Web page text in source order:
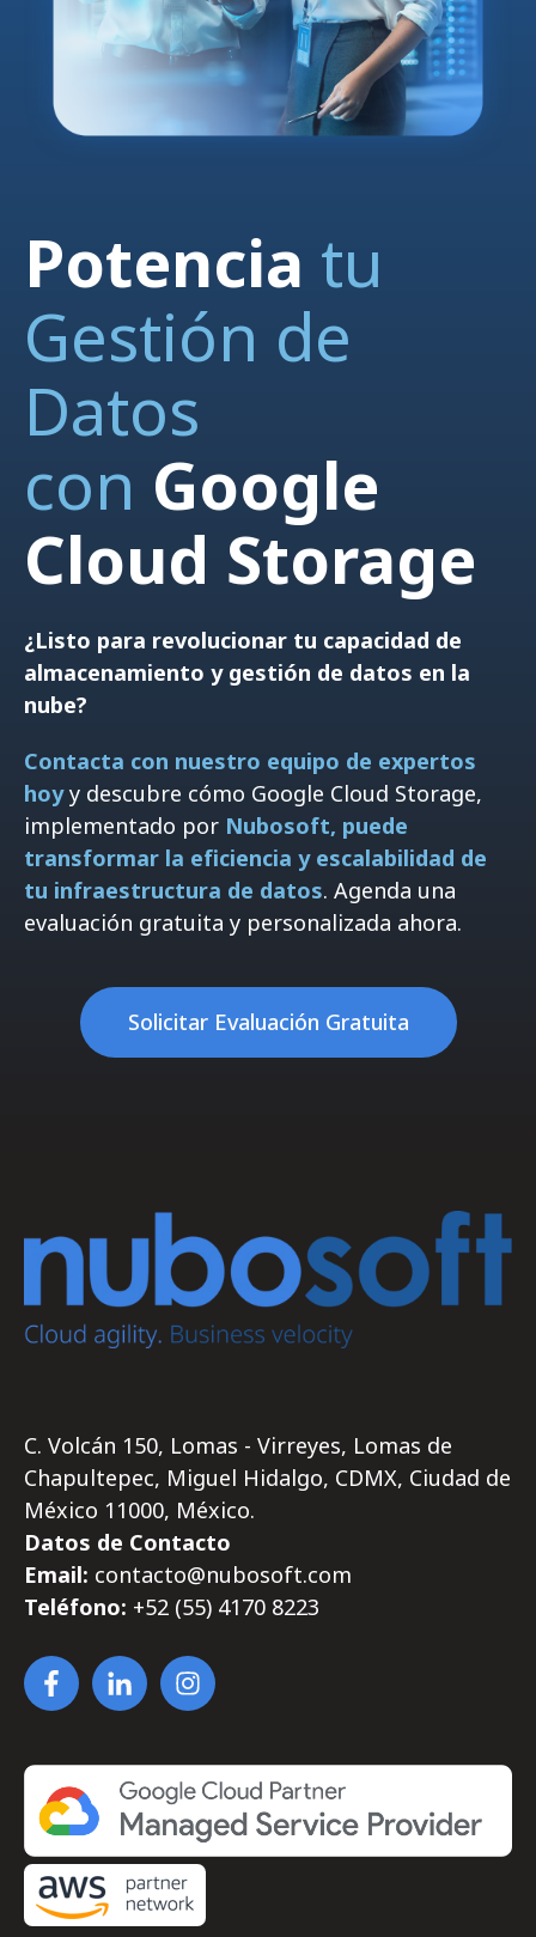
Potencia tu
Gestión de
Datos
con Google
Cloud Storage
¿Listo para revolucionar tu capacidad de
almacenamiento y gestión de datos en la
nube?
Contacta con nuestro equipo de expertos
hoyy descubre cómo Google Cloud Storage,
implementado por Nubosoft, puede
transformar la eficiencia y escalabilidad de
tu infraestructura de datos. Agenda una
evaluación gratuita y personalizada ahora.
Solicitar Evaluación Gratuita
C. Volcán 150, Lomas - Virreyes, Lomas de
Chapultepec, Miguel Hidalgo, CDMX, Ciudad de
México 11000, México.
Datos de Contacto
Email: contacto@nubosoft.com
Teléfono: +52 (55) 4170 8223